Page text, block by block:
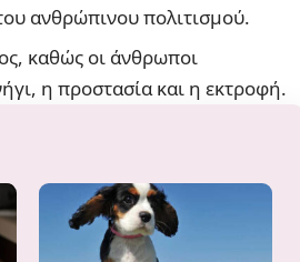
ανθρώπινου πολιτισμού.
καθώς οι άνθρωποι
η προστασία και η εκτροφή.